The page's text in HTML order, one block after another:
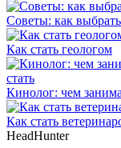
Советы: как
Как стать геологом
Кинолог: чем
Как стать
HeadHunter